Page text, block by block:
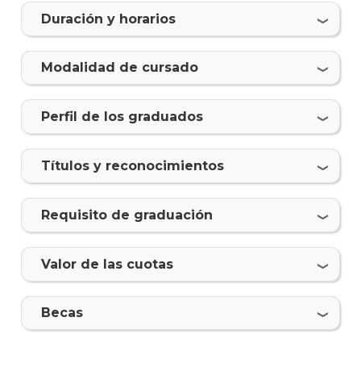
Qué
los
de
Iniciá
más
Duración y horarios
Modalidad de cursado
Perfil de los graduados
Tí­tulos y reconocimientos
Requisito de graduación
Valor de las cuotas
Becas